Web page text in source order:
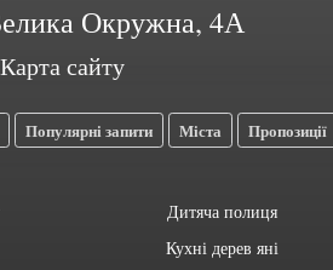
Окружна, 4А
Карта сайту
Популярні запити Міста Пропозиції
Дитяча полиця
Кухні дерев яні